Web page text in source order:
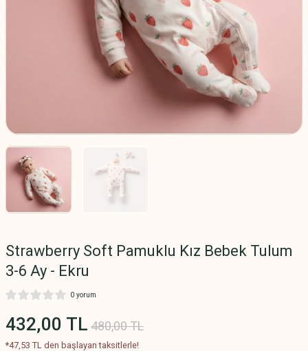
Strawberry Soft Pamuklu Kız Bebek Tulum
3-6 Ay - Ekru
0 yorum
432,00 TL 480,00 TL
*47,53 TL den başlayan taksitlerle!